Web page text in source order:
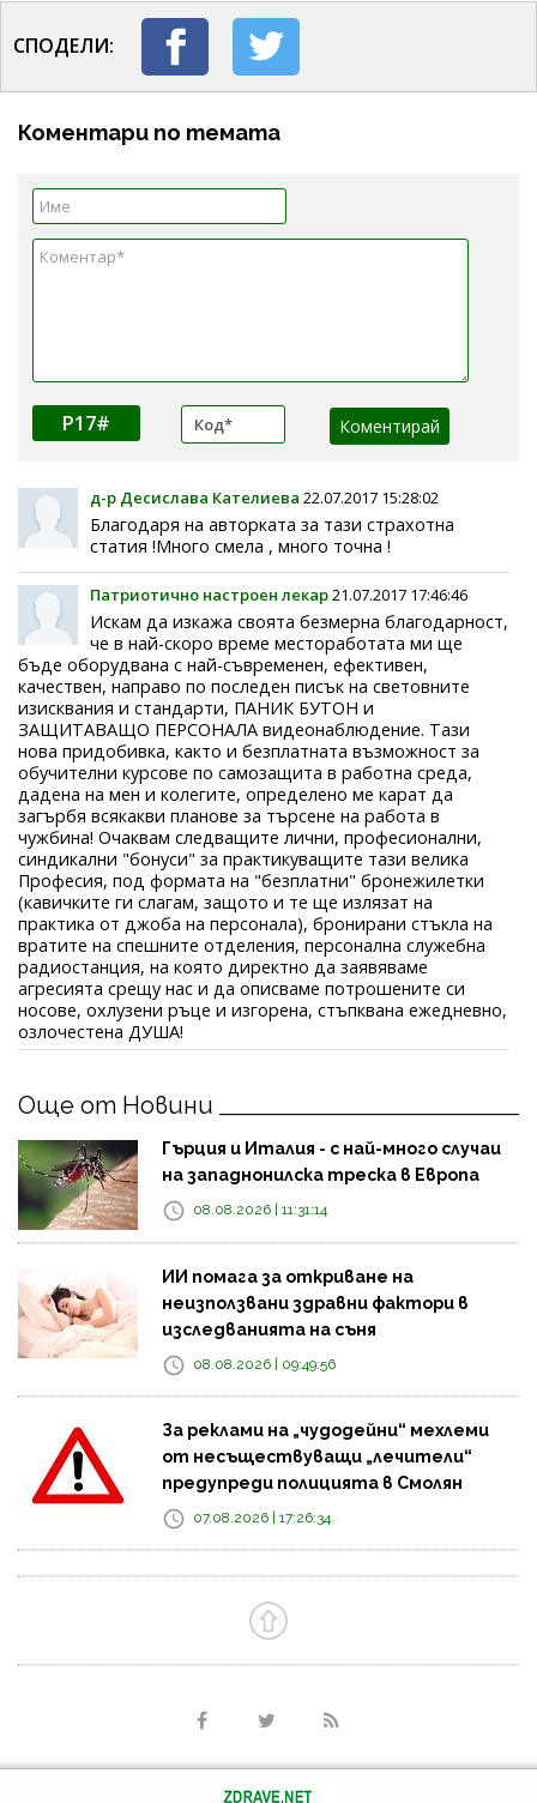
СПОДЕЛИ:
Коментари по темата
P17#
д-р Десислава Кателиева 22.07.2017 15:28:02
Благодаря на авторката за тази страхотна
статия !Много смела , много точна !
Патриотично настроен лекар21.07.2017 17:46:46
Искам да изкажа своята безмерна благодарност,
че в най-скоро време местоработата ми ще
бъде оборудвана с най-съвременен, ефективен,
качествен, направо по последен писък на световните
изисквания и стандарти, ПАНИК БУТОН и
ЗАЩИТАВАЩО ПЕРСОНАЛА видеонаблюдение. Тази
нова придобивка, както и безплатната възможност за
обучителни курсове по самозащита в работна среда,
дадена на мен и колегите, определено ме карат да
загърбя всякакви планове за търсене на работа в
чужбина! Очаквам следващите лични, професионални,
синдикални "бонуси" за практикуващите тази велика
Професия, под формата на "безплатни" бронежилетки
(кавичките ги слагам, защото и те ще излязат на
практика от джоба на персонала), бронирани стъкла на
вратите на спешните отделения, персонална служебна
радиостанция, на която директно да заявяваме
агресията срещу нас и да описваме потрошените си
носове, охлузени ръце и изгорена, стъпквана ежедневно,
озлочестена ДУША!
Още от Новини
Гърция и Италия - с най-много случаи
на западнонилска треска в Европа
08.08.2026 | 11:31:14
ИИ помага за откриване на
неизползвани здравни фактори в
изследванията на съня
08.08.2026 | 09:49:56
За реклами на „чудодейни“ мехлеми
от несъществуващи „лечители“
предупреди полицията в Смолян
07.08.2026 | 17:26:34